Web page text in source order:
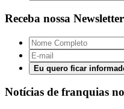
Receba nossa Newsletter
Eu quero ficar
Notícias de franquias